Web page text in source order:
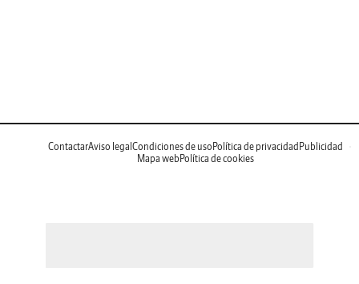
ContactarAviso legal Condiciones de uso Política de privacidad Publicidad
Mapa web Política de cookies